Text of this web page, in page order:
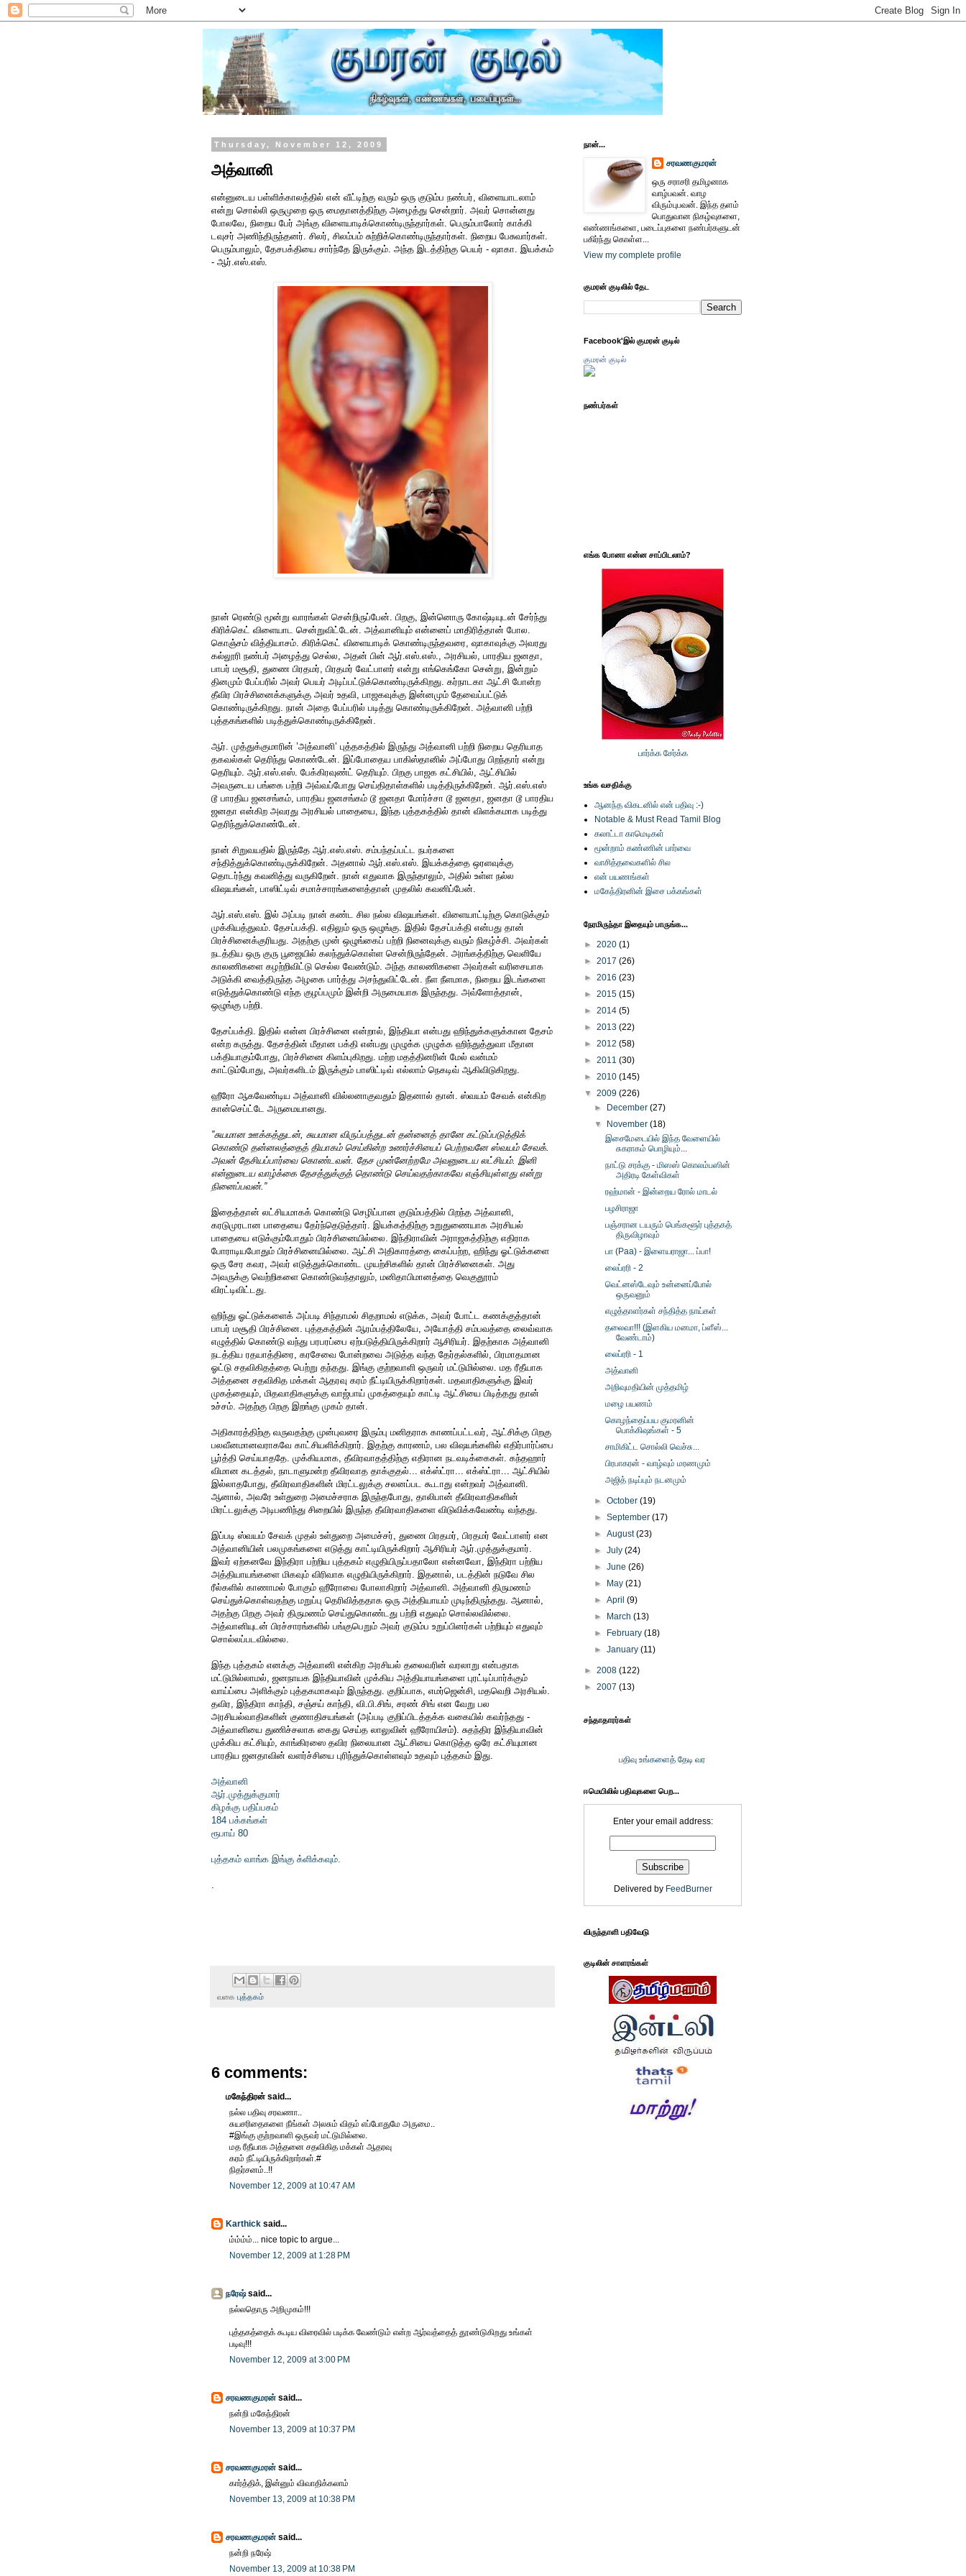
Thursday, November 12, 2009
அத்வானி
என்னுடைய பள்ளிக்காலத்தில் என் வீட்டிற்கு வரும் ஒரு குடும்ப நண்பர், விளையாடலாம்
என்று சொல்லி ஒருமுறை ஒரு மைதானத்திற்கு அழைத்து சென்றார். அவர் சொன்னது
போலவே, நிறைய பேர் அங்கு விளையாடிக்கொண்டிருந்தார்கள். பெரும்பாலோர் காக்கி
டவுசர் அணிந்திருந்தனர். சிலர், சிலம்பம் சுற்றிக்கொண்டிருந்தார்கள். நிறைய பேசுவார்கள்.
பெரும்பாலும், தேசபக்தியை சார்ந்தே இருக்கும். அந்த இடத்திற்கு பெயர் - ஷாகா. இயக்கம்
- ஆர்.எஸ்.எஸ்.
நான் ரெண்டு மூன்று வாரங்கள் சென்றிருப்பேன். பிறகு, இன்னொரு கோஷ்டியுடன் சேர்ந்து
கிரிக்கெட் விளையாட சென்றுவிட்டேன். அத்வானியும் என்னைப் மாதிரித்தான் போல.
கொஞ்சம் வித்தியாசம். கிரிக்கெட் விளையாடிக் கொண்டிருந்தவரை, ஷாகாவுக்கு அவரது
கல்லூரி நண்பர் அழைத்து செல்ல, அதன் பின் ஆர்.எஸ்.எஸ்., அரசியல், பாரதிய ஜனதா,
பாபர் மசூதி, துணை பிரதமர், பிரதமர் வேட்பாளர் என்று எங்கெங்கோ சென்று, இன்றும்
தினமும் பேப்பரில் அவர் பெயர் அடிப்பட்டுக்கொண்டிருக்கிறது. கர்நாடகா ஆட்சி போன்ற
தீவிர பிரச்சினைக்களுக்கு அவர் உதவி, பாஜகவுக்கு இன்னமும் தேவைப்பட்டுக்
கொண்டிருக்கிறது. நான் அதை பேப்பரில் படித்து கொண்டிருக்கிறேன். அத்வானி பற்றி
புத்தகங்களில் படித்துக்கொண்டிருக்கிறேன்.
ஆர். முத்துக்குமாரின் ’அத்வானி’ புத்தகத்தில் இருந்து அத்வானி பற்றி நிறைய தெரியாத
தகவல்கள் தெரிந்து கொண்டேன். இப்போதைய பாகிஸ்தானில் அப்போது பிறந்தார் என்று
தெரியும். ஆர்.எஸ்.எஸ். பேக்கிரவுண்ட் தெரியும். பிறகு பாஜக கட்சியில், ஆட்சியில்
அவருடைய பங்கை பற்றி அவ்வப்போது செய்திதாள்களில் படித்திருக்கிறேன். ஆர்.எஸ்.எஸ்
டூ பாரதிய ஜனசங்கம், பாரதிய ஜனசங்கம் டூ ஜனதா மோர்ச்சா டூ ஜனதா, ஜனதா டூ பாரதிய
ஜனதா என்கிற அவரது அரசியல் பாதையை, இந்த புத்தகத்தில் தான் விளக்கமாக படித்து
தெரிந்துக்கொண்டேன்.
நான் சிறுவயதில் இருந்தே ஆர்.எஸ்.எஸ். சம்பந்தப்பட்ட நபர்களை
சந்தித்துக்கொண்டிருக்கிறேன். அதனால் ஆர்.எஸ்.எஸ். இயக்கத்தை ஒரளவுக்கு
தொடர்ந்து கவனித்து வருகிறேன். நான் எதுவாக இருந்தாலும், அதில் உள்ள நல்ல
விஷயங்கள், பாஸிட்டிவ் சமாச்சாரங்களைத்தான் முதலில் கவனிப்பேன்.
ஆர்.எஸ்.எஸ். இல் அப்படி நான் கண்ட சில நல்ல விஷயங்கள். விளையாட்டிற்கு கொடுக்கும்
முக்கியத்துவம். தேசப்பக்தி. எதிலும் ஒரு ஒழுங்கு. இதில் தேசப்பக்தி என்பது தான்
பிரச்சினைக்குரியது. அதற்கு முன் ஒழுங்கைப் பற்றி நினைவுக்கு வரும் நிகழ்ச்சி. அவர்கள்
நடத்திய ஒரு குரு பூஜையில் கலந்துக்கொள்ள சென்றிருந்தேன். அரங்கத்திற்கு வெளியே
காலணிகளை கழற்றிவிட்டு செல்ல வேண்டும். அந்த காலணிகளை அவர்கள் வரிசையாக
அடுக்கி வைத்திருந்த அழகை பார்த்து அசந்துவிட்டேன். நீள நீளமாக, நிறைய இடங்களை
எடுத்துக்கொண்டு எந்த குழப்பமும் இன்றி அருமையாக இருந்தது. அவ்ளோத்தான்,
ஒழுங்கு பற்றி.
தேசப்பக்தி. இதில் என்ன பிரச்சினை என்றால், இந்தியா என்பது ஹிந்துக்களுக்கான தேசம்
என்ற கருத்து. தேசத்தின் மீதான பக்தி என்பது முழுக்க முழுக்க ஹிந்துத்துவா மீதான
பக்தியாகும்போது, பிரச்சினை கிளம்புகிறது. மற்ற மதத்தினரின் மேல் வன்மம்
காட்டும்போது, அவர்களிடம் இருக்கும் பாஸிட்டிவ் எல்லாம் நெகடிவ் ஆகிவிடுகிறது.
ஹீரோ ஆகவேண்டிய அத்வானி வில்லனாகுவதும் இதனால் தான். ஸ்வயம் சேவக் என்கிற
கான்செப்ட்டே அருமையானது.
”சுயமான ஊக்கத்துடன், சுயமான விருப்பத்துடன் தன்னைத் தானே கட்டுப்படுத்திக்
கொண்டு தன்னலத்தைத் தியாகம் செய்கின்ற உணர்ச்சியைப் பெற்றவனே ஸ்வயம் சேவக்.
அவன் தேசியப்பார்வை கொண்டவன். தேச முன்னேற்றமே அவனுடைய லட்சியம். இனி
என்னுடைய வாழ்க்கை தேசத்துக்குத் தொண்டு செய்வதற்காகவே எஞ்சியுள்ளது என்று
நினைப்பவன்.”
இதைத்தான் லட்சியமாகக் கொண்டு செழிப்பான குடும்பத்தில் பிறந்த அத்வானி,
கரடுமுரடான பாதையை தேர்ந்தெடுத்தார். இயக்கத்திற்கு உறுதுணையாக அரசியல்
பாதையை எடுக்கும்போதும் பிரச்சினையில்லை. இந்திராவின் அராஜகத்திற்கு எதிராக
போராடியபோதும் பிரச்சினையில்லை. ஆட்சி அதிகாரத்தை கைப்பற்ற, ஹிந்து ஓட்டுக்களை
ஒரு சேர கவர, அவர் எடுத்துக்கொண்ட முயற்சிகளில் தான் பிரச்சினைகள். அது
அவருக்கு வெற்றிகளை கொண்டுவந்தாலும், மனிதாபிமானத்தை வெகுதூரம்
விரட்டிவிட்டது.
ஹிந்து ஓட்டுக்களைக் அப்படி சிந்தாமல் சிதறாமல் எடுக்க, அவர் போட்ட கணக்குத்தான்
பாபர் மசூதி பிரச்சினை. புத்தகத்தின் ஆரம்பத்திலேயே, அயோத்தி சம்பவத்தை லைவ்வாக
எழுத்தில் கொண்டு வந்து பரபரப்பை ஏற்படுத்தியிருக்கிறார் ஆசிரியர். இதற்காக அத்வானி
நடத்திய ரதயாத்திரை, கரசேவை போன்றவை அடுத்த வந்த தேர்தல்களில், பிரமாதமான
ஓட்டு சதவிகிதத்தை பெற்று தந்தது. இங்கு குற்றவாளி ஒருவர் மட்டுமில்லை. மத ரீதீயாக
அத்தனை சதவிகித மக்கள் ஆதரவு கரம் நீட்டியிருக்கிறார்கள். மதவாதிகளுக்கு இவர்
முகத்தையும், மிதவாதிகளுக்கு வாஜ்பாய் முகத்தையும் காட்டி ஆட்சியை பிடித்தது தான்
உச்சம். அதற்கு பிறகு இறங்கு முகம் தான்.
அதிகாரத்திற்கு வருவதற்கு முன்புவரை இரும்பு மனிதராக காணப்பட்டவர், ஆட்சிக்கு பிறகு
பலவீனமானவராகவே காட்சியளிக்கிறார். இதற்கு காரணம், பல விஷயங்களில் எதிர்பார்ப்பை
பூர்த்தி செய்யாததே. முக்கியமாக, தீவிரவாதத்திற்கு எதிரான நடவடிக்கைகள். கந்தஹார்
விமான கடத்தல், நாடாளுமன்ற தீவிரவாத தாக்குதல்... எக்ஸ்ட்ரா... எக்ஸ்ட்ரா... ஆட்சியில்
இல்லாதபோது, தீவிரவாதிகளின் மிரட்டலுக்கு சலனப்பட கூடாது என்றவர் அத்வானி.
ஆனால், அவரே உள்துறை அமைச்சராக இருந்தபோது, தாலிபான் தீவிரவாதிகளின்
மிரட்டலுக்கு அடிபணிந்து சிறையில் இருந்த தீவிரவாதிகளை விடுவிக்கவேண்டி வந்தது.
இப்படி ஸ்வயம் சேவக் முதல் உள்துறை அமைச்சர், துணை பிரதமர், பிரதமர் வேட்பாளர் என
அத்வானியின் பலமுகங்களை எடுத்து காட்டியிருக்கிறார் ஆசிரியர் ஆர்.முத்துக்குமார்.
இவர் ஏற்கனவே இந்திரா பற்றிய புத்தகம் எழுதியிருப்பதாலோ என்னவோ, இந்திரா பற்றிய
அத்தியாயங்களை மிகவும் விரிவாக எழுதியிருக்கிறார். இதனால், படத்தின் நடுவே சில
ரீல்களில் காணாமல் போகும் ஹீரோவை போலாகிறார் அத்வானி. அத்வானி திருமணம்
செய்துக்கொள்வதற்கு மறுப்பு தெரிவித்ததாக ஒரு அத்தியாயம் முடிந்திருந்தது. ஆனால்,
அதற்கு பிறகு அவர் திருமணம் செய்துகொண்டது பற்றி எதுவும் சொல்லவில்லை.
அத்வானியுடன் பிரச்சாரங்களில் பங்குபெறும் அவர் குடும்ப உறுப்பினர்கள் பற்றியும் எதுவும்
சொல்லப்படவில்லை.
இந்த புத்தகம் எனக்கு அத்வானி என்கிற அரசியல் தலைவரின் வரலாறு என்பதாக
மட்டுமில்லாமல், ஜனநாயக இந்தியாவின் முக்கிய அத்தியாயங்களை புரட்டிப்பார்க்கும்
வாய்ப்பை அளிக்கும் புத்தகமாகவும் இருந்தது. குறிப்பாக, எமர்ஜென்சி, மதவெறி அரசியல்.
தவிர, இந்திரா காந்தி, சஞ்சய் காந்தி, வி.பி.சிங், சரண் சிங் என வேறு பல
அரசியல்வாதிகளின் குணாதிசயங்கள் (அப்படி குறிப்பிடத்தக்க வகையில் கவர்ந்தது -
அத்வானியை துணிச்சலாக கைது செய்த லாலுவின் ஹீரோயிசம்). சுதந்திர இந்தியாவின்
முக்கிய கட்சியும், காங்கிரஸை தவிர நிலையான ஆட்சியை கொடுத்த ஒரே கட்சியுமான
பாரதிய ஜனதாவின் வளர்ச்சியை புரிந்துக்கொள்ளவும் உதவும் புத்தகம் இது.
அத்வானி
ஆர்.முத்துக்குமார்
கிழக்கு பதிப்பகம்
184 பக்கங்கள்
ரூபாய் 80
புத்தகம் வாங்க இங்கு க்ளிக்கவும்.
வகை புத்தகம்
6 comments:
மகேந்திரன் said...
நல்ல பதிவு சரவணா..
சுயசரிதைகளை நீங்கள் அலசும் விதம் எப்போதுமே அருமை..
#இங்கு குற்றவாளி ஒருவர் மட்டுமில்லை.
மத ரீதீயாக அத்தனை சதவிகித மக்கள் ஆதரவு
கரம் நீட்டியிருக்கிறார்கள்.#
நிதர்சனம்..!!
November 12, 2009 at 10:47 AM
Karthick said...
ம்ம்ம்ம்... nice topic to argue...
November 12, 2009 at 1:28 PM
நரேஷ்said...
நல்லதொரு அறிமுகம்!!!
புத்தகத்தைக் கூடிய விரைவில் படிக்க வேண்டும் என்ற ஆர்வத்தைத் தூண்டுகிறது உங்கள்
படிவு!!!
November 12, 2009 at 3:00 PM
சரவணகுமரன் said...
நன்றி மகேந்திரன்
November 13, 2009 at 10:37 PM
சரவணகுமரன் said...
கார்த்திக், இன்னும் விவாதிக்கலாம்
November 13, 2009 at 10:38 PM
சரவணகுமரன் said...
நன்றி நரேஷ்
November 13, 2009 at 10:38 PM
நான்...
சரவணகுமரன்
ஒரு சராசரி தமிழனாக
வாழ்பவன். வாழ
விரும்புபவன். இந்த தளம்
பொதுவான நிகழ்வுகளை,
எண்ணங்களை, படைப்புகளை நண்பர்களுடன்
பகிர்ந்து கொள்ள...
View my complete profile
குமரன் குடிலில் தேட
Facebook'இல் குமரன் குடில்
குமரன் குடில்
நண்பர்கள்
எங்க போனா என்ன சாப்பிடலாம்?
பார்க்க சேர்க்க
உங்க வசதிக்கு
ஆனந்த விகடனில் என் பதிவு :-)
Notable & Must Read Tamil Blog
கலாட்டா காமெடிகள்
மூன்றாம் கண்ணின் பார்வை
வாசித்தவைகளில் சில
என் பயணங்கள்
மகேந்திரனின் இசை பக்கங்கள்
நேரமிருந்தா இதையும் பாருங்க...
► 2020 (1)
► 2017 (26)
► 2016 (23)
► 2015 (15)
► 2014 (5)
► 2013 (22)
► 2012 (58)
► 2011 (30)
► 2010 (145)
▼ 2009 (226)
►
December(27)
▼
November(18)
இசைமேடையில் இந்த வேளையில்
சுகராகம் பொழியும்...
நாட்டு சரக்கு - மிஸஸ் கொலம்பஸின்
அதிரடி கேள்விகள்
ரஹ்மான் - இன்றைய ரோல் மாடல்
பழசிராஜா
பஞ்சரான டயரும் பெங்களூர் புத்தகத்
திருவிழாவும்
பா (Paa) - இளையராஜா... ப்பா!
லைப்ரரி - 2
வெட்னஸ்டேவும் உன்னைப்போல்
ஒருவனும்
எழுத்தாளர்கள் சந்தித்த நாய்கள்
தலைவா!!! (இளகிய மனமா, ப்ளீஸ்...
வேண்டாம்)
லைப்ரரி - 1
அத்வானி
அறிவுமதியின் முத்தமிழ்
மழை பயணம்
கொழந்தைப்பய குமரனின்
பொக்கிஷங்கள் - 5
சாமிகிட்ட சொல்லி வெச்சு...
பிரபாகரன் - வாழ்வும் மரணமும்
அஜித் நடிப்பும் நடனமும்
►October(19)
►September(17)
►August(23)
►July(24)
►June(26)
►
May(21)
►April(9)
►
March(13)
►
February(18)
►January(11)
► 2008 (122)
► 2007 (13)
சந்தாதாரர்கள்
பதிவு உங்களைத் தேடி வர
ஈமெயிலில் பதிவுகளை பெற...
Enter your email address:
Delivered by FeedBurner
விருந்தாளி பதிவேடு
குடிலின் சாளரங்கள்